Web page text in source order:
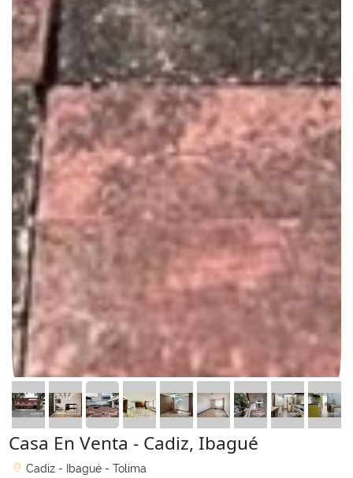
Casa En Venta - Cadiz, Ibagué
Cadiz - Ibagué - Tolima